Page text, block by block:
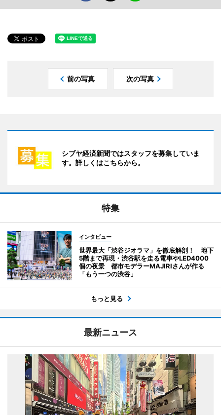
前の写真 次の写真
シブヤ経済新聞ではスタッフを募集していま
す。詳しくはこちらから。
特集
インタビュー
世界最大「渋谷ジオラマ」を徹底解剖！ 地下
5階まで再現・渋谷駅を走る電車やLED4000
個の夜景 都市モデラーMAJIRIさんが作る
「もう一つの渋谷」
もっと見る
最新ニュース